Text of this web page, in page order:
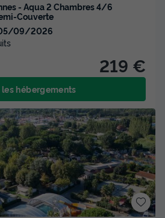
- Aqua 2 Chambres 4/6
Couverte
09/2026
219 €
les hébergements